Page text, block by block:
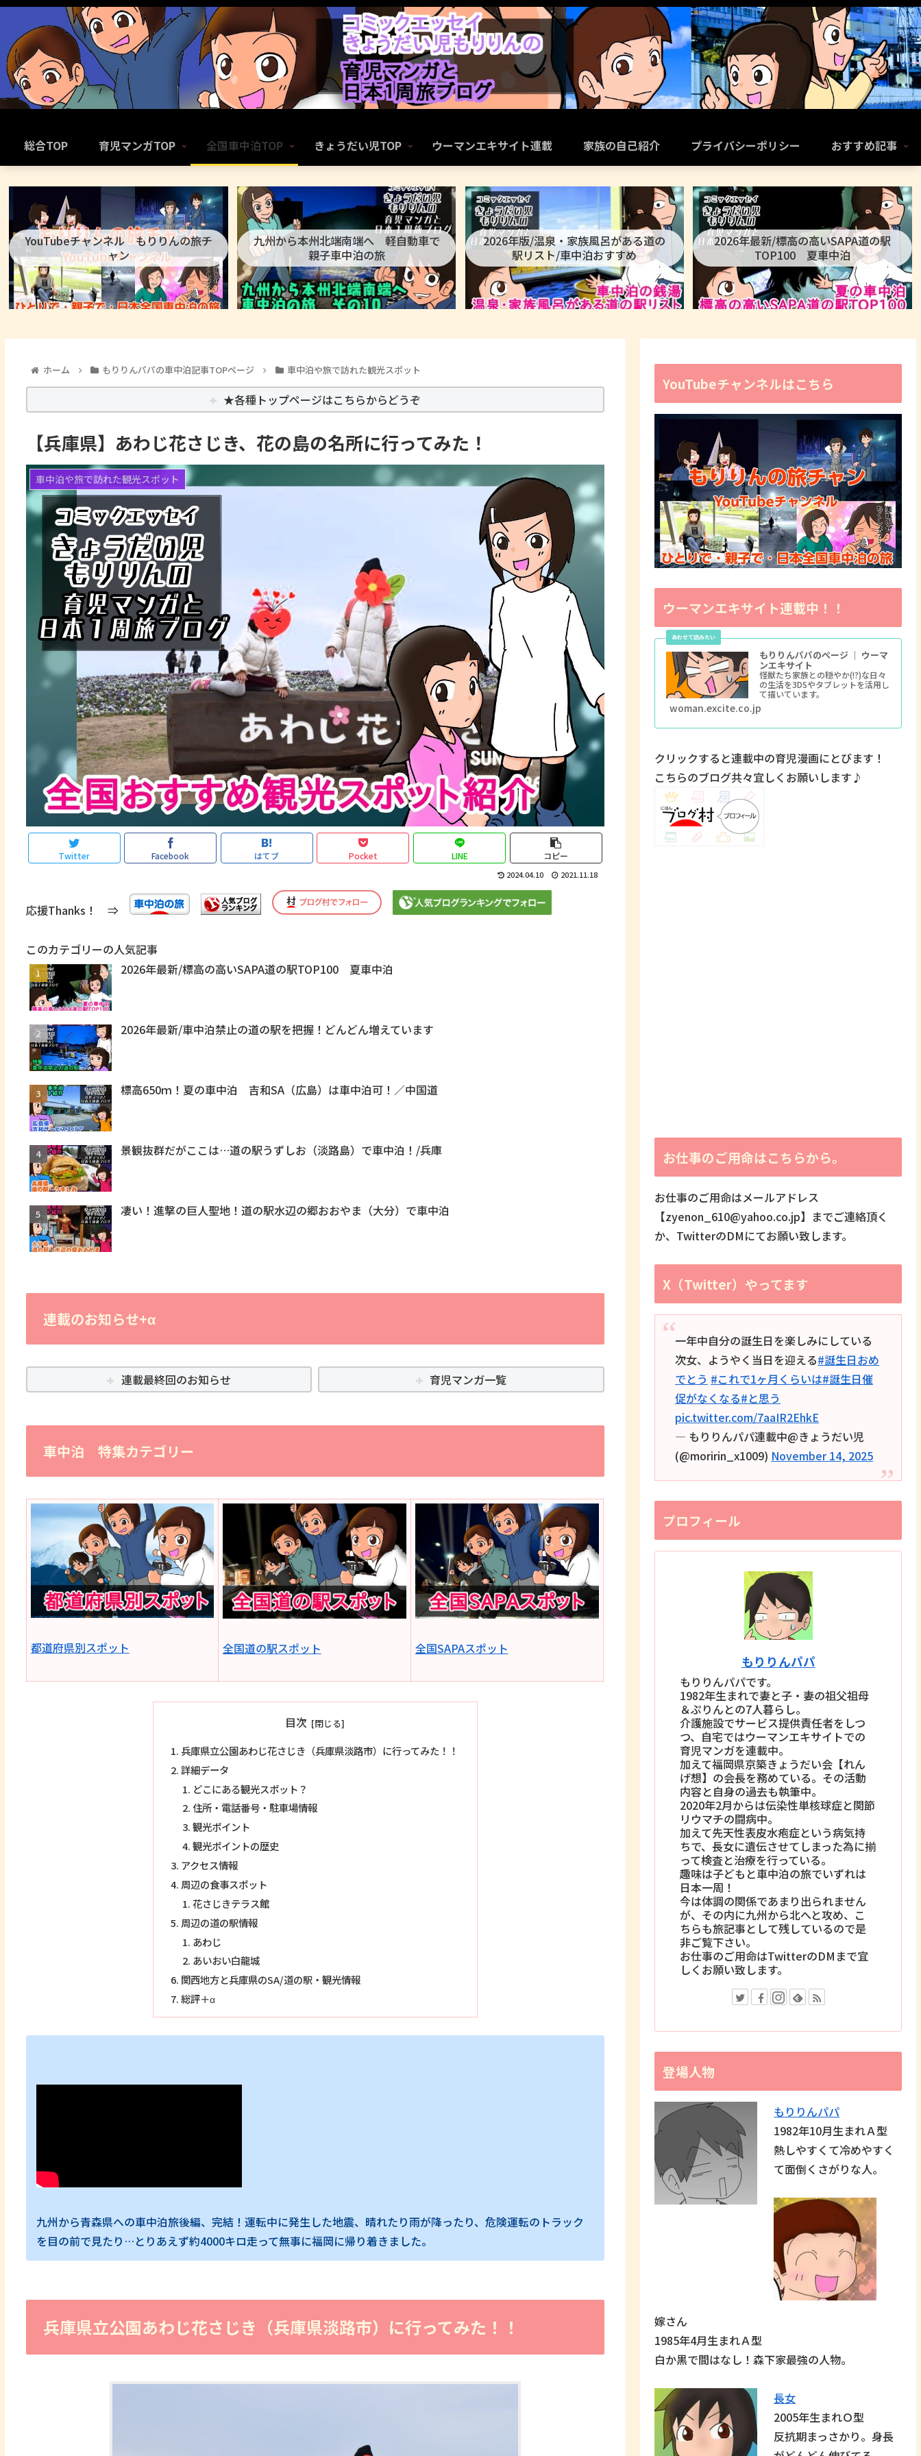
総合TOP 育児マンガTOP 全国車中泊TOP きょうだい児TOP ウーマンエキサイト連載 家族の自己紹介 プライバシーポリシー おすすめ記事
YouTubeチャンネル もりりんの旅チ
ャン
九州から本州北端南端へ 軽自動車で
親子車中泊の旅
2026年版/温泉・家族風呂がある道の
駅リスト/車中泊おすすめ
2026年最新/標高の高いSAPA道の駅
TOP100 夏車中泊
ホーム もりりんパパの車中泊記事TOPページ 車中泊や旅で訪れた観光スポット
★各種トップページはこちらからどうぞ
【兵庫県】あわじ花さじき、花の島の名所に行ってみた！
車中泊や旅で訪れた観光スポット
Twitter Facebook はてブ Pocket LINE コピー
2024.04.10 2021.11.18
応援Thanks！ ⇒
このカテゴリーの人気記事
2026年最新/標高の高いSAPA道の駅TOP100 夏車中泊
2026年最新/車中泊禁止の道の駅を把握！どんどん増えています
標高650ｍ！夏の車中泊 吉和SA（広島）は車中泊可！／中国道
景観抜群だがここは…道の駅うずしお（淡路島）で車中泊！/兵庫
凄い！進撃の巨人聖地！道の駅水辺の郷おおやま（大分）で車中泊
連載のお知らせ+α
連載最終回のお知らせ 育児マンガ一覧
車中泊 特集カテゴリー
都道府県別スポット 全国道の駅スポット 全国SAPAスポット
目次
兵庫県立公園あわじ花さじき（兵庫県淡路市）に行ってみた！！
詳細データ
どこにある観光スポット？
住所・電話番号・駐車場情報
観光ポイント
観光ポイントの歴史
アクセス情報
周辺の食事スポット
花さじきテラス館
周辺の道の駅情報
あわじ
あいおい白龍城
関西地方と兵庫県のSA/道の駅・観光情報
総評＋α
九州から青森県への車中泊旅後編、完結！運転中に発生した地震、晴れたり雨が降ったり、危険運転のトラック
を目の前で見たり…とりあえず約4000キロ走って無事に福岡に帰り着きました。
兵庫県立公園あわじ花さじき（兵庫県淡路市）に行ってみた！！
YouTubeチャンネルはこちら
ウーマンエキサイト連載中！！
もりりんパパのページ ｜ ウーマ
ンエキサイト
怪獣たち家族との穏やか(!?)な日々
の生活を3DSやタブレットを活用し
て描いています。
woman.excite.co.jp
クリックすると連載中の育児漫画にとびます！
こちらのブログ共々宜しくお願いします♪
お仕事のご用命はこちらから。
お仕事のご用命はメールアドレス
【zyenon_610@yahoo.co.jp】までご連絡頂く
か、TwitterのDMにてお願い致します。
X（Twitter）やってます
一年中自分の誕生日を楽しみにしている
次女、ようやく当日を迎える#誕生日おめ
でとう #これで1ヶ月くらいは#誕生日催
促がなくなる#と思う
pic.twitter.com/7aaIR2EhkE
— もりりんパパ連載中@きょうだい児
(@moririn_x1009) November 14, 2025
プロフィール
もりりんパパ
もりりんパパです。
1982年生まれで妻と子・妻の祖父祖母
＆ぷりんとの7人暮らし。
介護施設でサービス提供責任者をしつ
つ、自宅ではウーマンエキサイトでの
育児マンガを連載中。
加えて福岡県京築きょうだい会【れん
げ想】の会長を務めている。その活動
内容と自身の過去も執筆中。
2020年2月からは伝染性単核球症と関節
リウマチの闘病中。
加えて先天性表皮水疱症という病気持
ちで、長女に遺伝させてしまった為に揃
って検査と治療を行っている。
趣味は子どもと車中泊の旅でいずれは
日本一周！
今は体調の関係であまり出られません
が、その内に九州から北へと攻め、こ
ちらも旅記事として残しているので是
非ご覧下さい。
お仕事のご用命はTwitterのDMまで宜
しくお願い致します。
登場人物
もりりんパパ
1982年10月生まれＡ型
熱しやすくて冷めやすく
て面倒くさがりな人。
嫁さん
1985年4月生まれＡ型
白か黒で間はなし！森下家最強の人物。
長女
2005年生まれＯ型
反抗期まっさかり。身長